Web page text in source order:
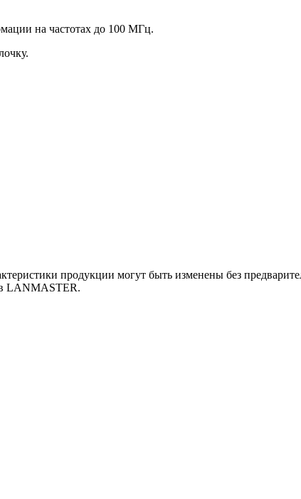
на частотах до 100 МГц.
продукции могут быть изменены без
LANMASTER.